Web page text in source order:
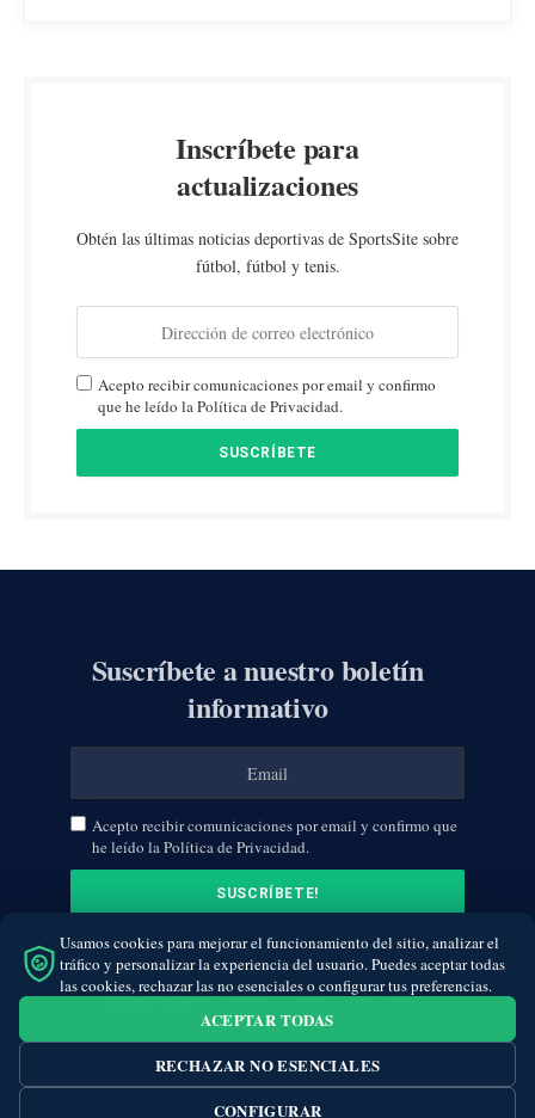
Inscríbete para
actualizaciones
Obtén las últimas noticias deportivas de SportsSite sobre
fútbol, fútbol y tenis.
Acepto recibir comunicaciones por email y confirmo
que he leído la Política de Privacidad.
FacebookTwitter Instagram
Suscríbete a nuestro boletín
informativo
Acepto recibir comunicaciones por email y confirmo que
he leído la Política de Privacidad.
Usamos cookies para mejorar el funcionamiento del sitio, analizar el
tráfico y personalizar la experiencia del usuario. Puedes aceptar todas
las cookies, rechazar las no esenciales o configurar tus preferencias.
ACEPTAR TODAS
RECHAZAR NO ESENCIALES
CONFIGURAR